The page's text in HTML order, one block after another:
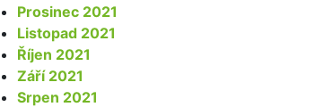
Prosinec 2021
Listopad 2021
Říjen 2021
Září 2021
Srpen 2021